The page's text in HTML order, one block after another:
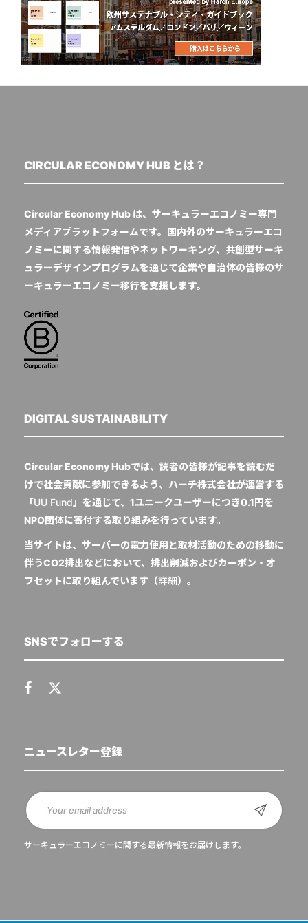
CIRCULAR ECONOMY HUB とは？
Circular Economy Hub は、サーキュラーエコノミー専門
メディアプラットフォームです。国内外のサーキュラーエコ
ノミーに関する情報発信やネットワーキング、共創型サーキ
ュラーデザインプログラムを通じて企業や自治体の皆様のサ
ーキュラーエコノミー移行を支援します。
DIGITAL SUSTAINABILITY
Circular Economy Hubでは、読者の皆様が記事を読むだ
けで社会貢献に参加できるよう、ハーチ株式会社が運営する
「UU Fund 」を通じて、1ユニークユーザーにつき0.1円を
NPO団体に寄付する取り組みを行っています。
当サイトは、サーバーの電力使用と取材活動のための移動に
伴うCO2排出などにおいて、排出削減およびカーボン・オ
フセットに取り組んでいます（詳細）。
SNSでフォローする
ニュースレター登録
サーキュラーエコノミーに関する最新情報をお届けします。